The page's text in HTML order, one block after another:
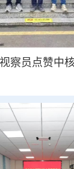
察员点赞中